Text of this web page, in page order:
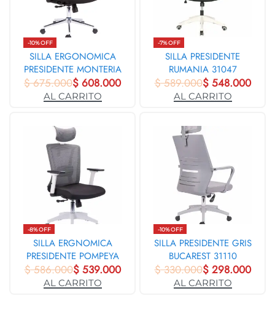
-10% OFF
SILLA ERGONOMICA
PRESIDENTE MONTERIA
31680
$675.000$ 608.000
AL CARRITO
-7% OFF
SILLA PRESIDENTE
RUMANIA 31047
$589.000$548.000
AL CARRITO
-8% OFF
SILLA ERGNOMICA
PRESIDENTE POMPEYA
MCO BLANCO 31184
$586.000$539.000
AL CARRITO
-10% OFF
SILLA PRESIDENTE GRIS
BUCAREST 31110
$330.000$298.000
AL CARRITO